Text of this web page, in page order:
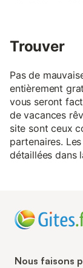
Trouver
Pas de
entièrement
vous seront
de vacances
site sont ceux
partenaires.
détaillées dans
Nous faisons